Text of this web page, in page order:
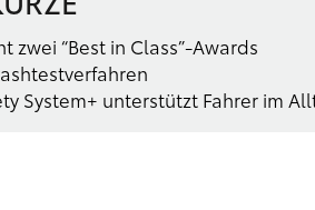
“Best in Class”-Awards
System+ unterstützt Fahrer im